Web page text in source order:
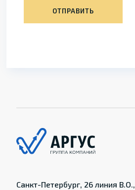
ОТПРАВИТЬ
Санкт-Петербург, 26 линия В.О.,